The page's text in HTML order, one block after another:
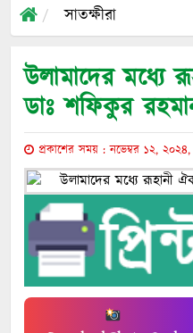
সাতক্ষীরা
উলামাদের মধ্যে
ডাঃ শফিকুর
প্রকাশের সময় : নভেম্বর ১২,